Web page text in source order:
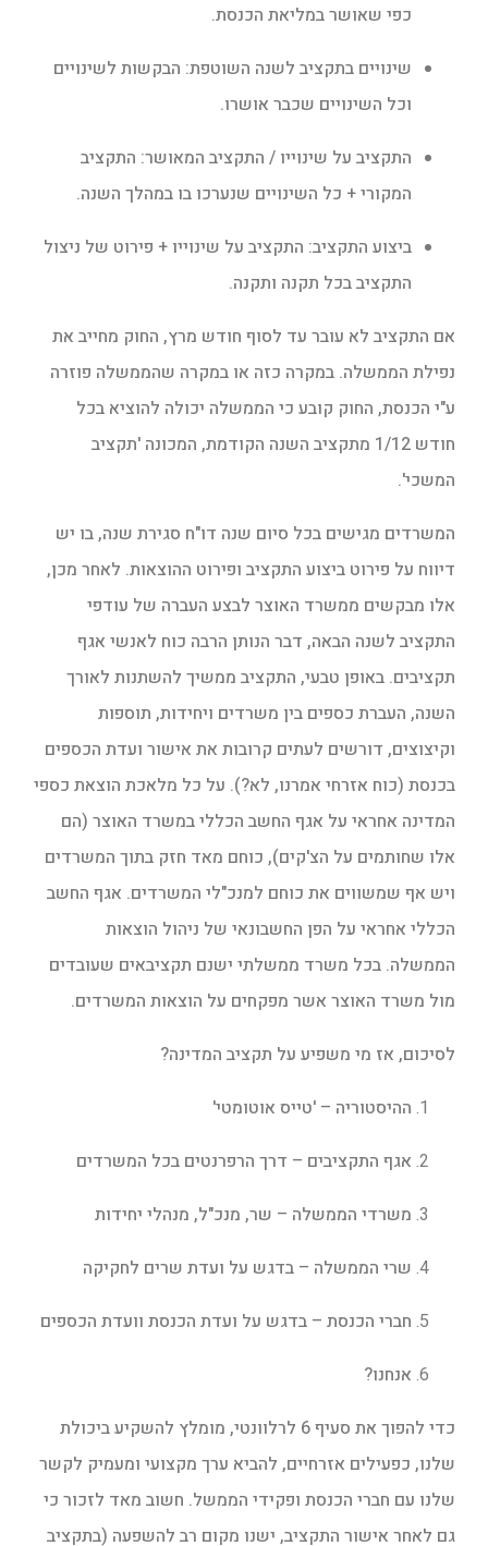
כפי שאושר במליאת הכנסת.
שינויים בתקציב לשנה השוטפת: הבקשות לשינויים
וכל השינויים שכבר אושרו.
התקציב על שינוייו / התקציב המאושר: התקציב
המקורי + כל השינויים שנערכו בו במהלך השנה.
ביצוע התקציב: התקציב על שינוייו + פירוט של ניצול
התקציב בכל תקנה ותקנה.
אם התקציב לא עובר עד לסוף חודש מרץ, החוק מחייב את
נפילת הממשלה. במקרה כזה או במקרה שהממשלה פוזרה
ע"י הכנסת, החוק קובע כי הממשלה יכולה להוציא בכל
חודש 1/12 מתקציב השנה הקודמת, המכונה 'תקציב
המשכי'.
המשרדים מגישים בכל סיום שנה דו"ח סגירת שנה, בו יש
דיווח על פירוט ביצוע התקציב ופירוט ההוצאות. לאחר מכן,
אלו מבקשים ממשרד האוצר לבצע העברה של עודפי
התקציב לשנה הבאה, דבר הנותן הרבה כוח לאנשי אגף
תקציבים. באופן טבעי, התקציב ממשיך להשתנות לאורך
השנה, העברת כספים בין משרדים ויחידות, תוספות
וקיצוצים, דורשים לעתים קרובות את אישור ועדת הכספים
בכנסת (כוח אזרחי אמרנו, לא?). על כל מלאכת הוצאת כספי
המדינה אחראי על אגף החשב הכללי במשרד האוצר (הם
אלו שחותמים על הצ'קים), כוחם מאד חזק בתוך המשרדים
ויש אף שמשווים את כוחם למנכ"לי המשרדים. אגף החשב
הכללי אחראי על הפן החשבונאי של ניהול הוצאות
הממשלה. בכל משרד ממשלתי ישנם תקציבאים שעובדים
מול משרד האוצר אשר מפקחים על הוצאות המשרדים.
לסיכום, אז מי משפיע על תקציב המדינה?
ההיסטוריה – 'טייס אוטומטי'
אגף התקציבים – דרך הרפרנטים בכל המשרדים
משרדי הממשלה – שר, מנכ"ל, מנהלי יחידות
שרי הממשלה – בדגש על ועדת שרים לחקיקה
חברי הכנסת – בדגש על ועדת הכנסת וועדת הכספים
אנחנו?
כדי להפוך את סעיף 6 לרלוונטי, מומלץ להשקיע ביכולת
שלנו, כפעילים אזרחיים, להביא ערך מקצועי ומעמיק לקשר
שלנו עם חברי הכנסת ופקידי הממשל. חשוב מאד לזכור כי
גם לאחר אישור התקציב, ישנו מקום רב להשפעה (בתקציב